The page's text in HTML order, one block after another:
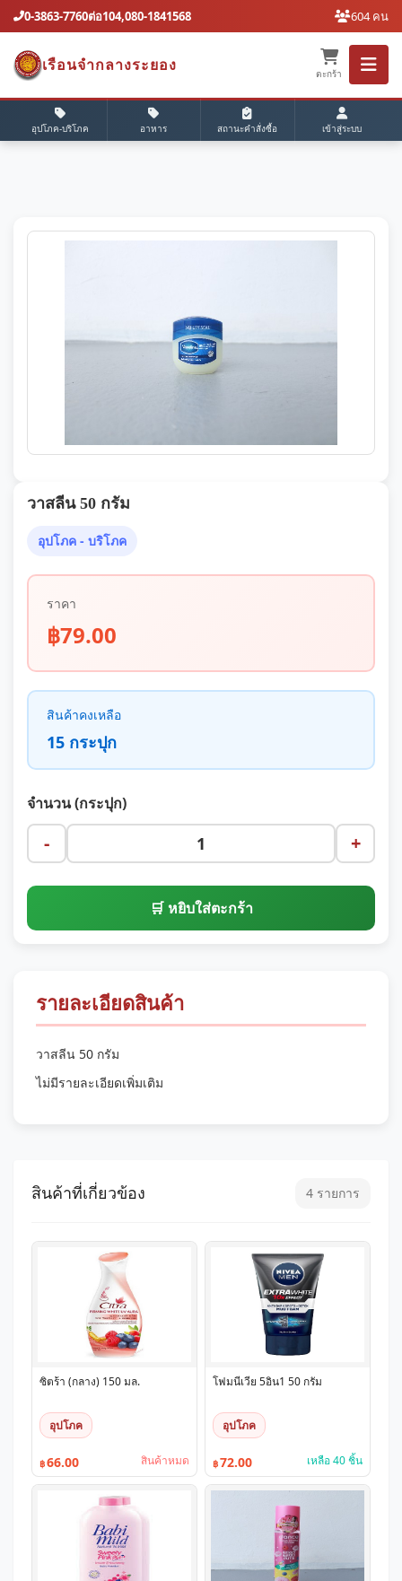
0-3863-7760ต่อ104,080-1841568 604 คน
เรือนจํากลางระยอง
ตะกร้า
อุปโภค-บริโภค อาหาร สถานะคำสั่งซื้อ เข้าสู่ระบบ
วาสลีน 50 กรัม
อุปโภค - บริโภค
ราคา
฿79.00
สินค้าคงเหลือ
15 กระปุก
จำนวน (กระปุก)
- +
🛒 หยิบใส่ตะกร้า
รายละเอียดสินค้า
วาสลีน 50 กรัม
ไม่มีรายละเอียดเพิ่มเติม
สินค้าที่เกี่ยวข้อง 4 รายการ
ซิตร้า (กลาง) 150 มล.
อุปโภค
฿66.00 สินค้าหมด
โฟมนีเวีย 5อิน1 50 กรัม
อุปโภค
฿72.00 เหลือ 40 ชิ้น